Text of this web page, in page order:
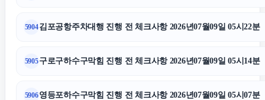
5904김포공항주차대행 진행 전 체크사항 2026년07월09일 05시22분
5905구로구하수구막힘 진행 전 체크사항 2026년07월09일 05시14분
5906영등포하수구막힘 진행 전 체크사항 2026년07월09일 05시07분